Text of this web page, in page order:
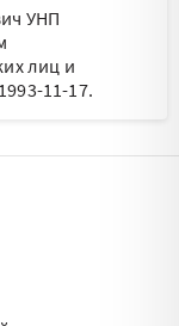
УНП
лиц и
11-17.